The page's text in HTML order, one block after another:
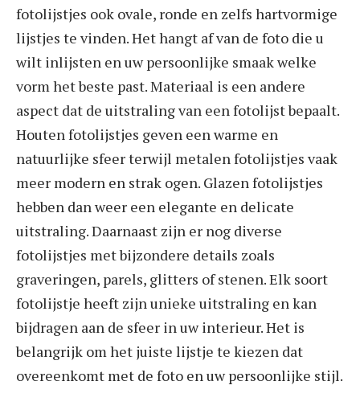
fotolijstjes ook ovale, ronde en zelfs hartvormige
lijstjes te vinden. Het hangt af van de foto die u
wilt inlijsten en uw persoonlijke smaak welke
vorm het beste past. Materiaal is een andere
aspect dat de uitstraling van een fotolijst bepaalt.
Houten fotolijstjes geven een warme en
natuurlijke sfeer terwijl metalen fotolijstjes vaak
meer modern en strak ogen. Glazen fotolijstjes
hebben dan weer een elegante en delicate
uitstraling. Daarnaast zijn er nog diverse
fotolijstjes met bijzondere details zoals
graveringen, parels, glitters of stenen. Elk soort
fotolijstje heeft zijn unieke uitstraling en kan
bijdragen aan de sfeer in uw interieur. Het is
belangrijk om het juiste lijstje te kiezen dat
overeenkomt met de foto en uw persoonlijke stijl.